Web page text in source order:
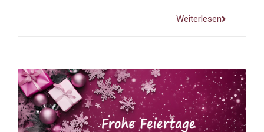
Weiterlesen